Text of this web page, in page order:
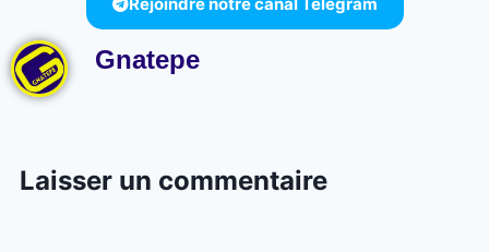
Gnatepe
Laisser un commentaire